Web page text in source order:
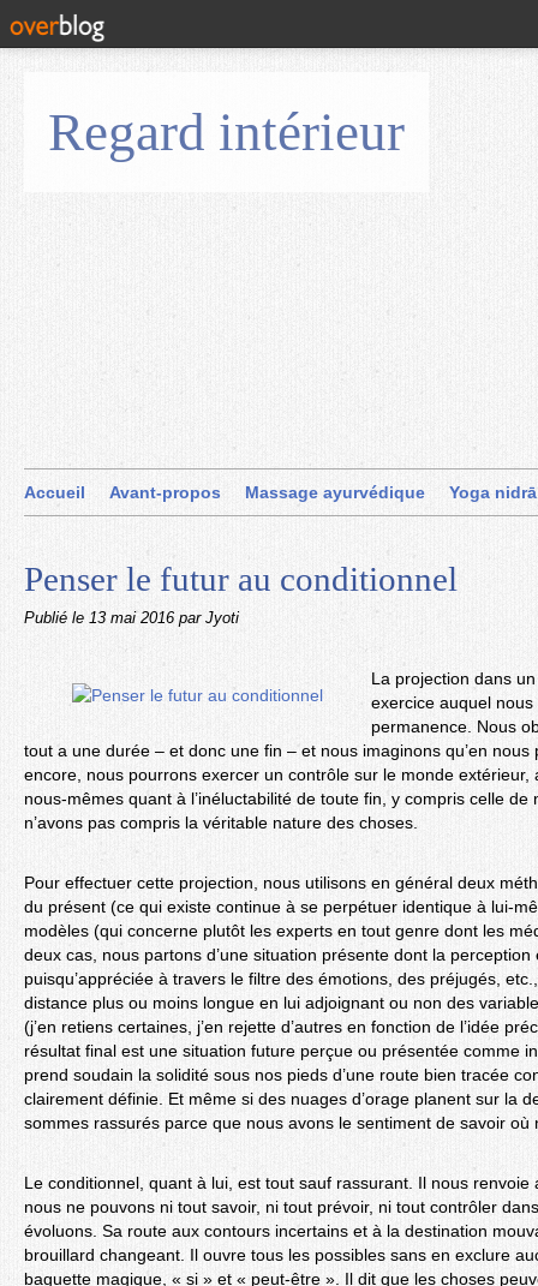
Regard intérieur
Accueil Avant-propos Massage ayurvédique Yoga nidrā
Penser le futur au conditionnel
Publié le 13 mai 2016 par Jyoti
La projection dans
exercice auquel
permanence. Nous
tout a une durée – et donc une fin – et nous imaginons qu’en nous
encore, nous pourrons exercer un contrôle sur le monde extérieur,
nous-mêmes quant à l’inéluctabilité de toute fin, y compris celle
n’avons pas compris la véritable nature des choses.
Pour effectuer cette projection, nous utilisons en général deux
du présent (ce qui existe continue à se perpétuer identique à lui-
modèles (qui concerne plutôt les experts en tout genre dont les
deux cas, nous partons d’une situation présente dont la perception
puisqu’appréciée à travers le filtre des émotions, des préjugés,
distance plus ou moins longue en lui adjoignant ou non des
(j’en retiens certaines, j’en rejette d’autres en fonction de l’idée
résultat final est une situation future perçue ou présentée comme
prend soudain la solidité sous nos pieds d’une route bien tracée
clairement définie. Et même si des nuages d’orage planent sur la
sommes rassurés parce que nous avons le sentiment de savoir où
Le conditionnel, quant à lui, est tout sauf rassurant. Il nous
nous ne pouvons ni tout savoir, ni tout prévoir, ni tout contrôler
évoluons. Sa route aux contours incertains et à la destination
brouillard changeant. Il ouvre tous les possibles sans en exclure
baguette magique, « si » et « peut-être ». Il dit que les choses